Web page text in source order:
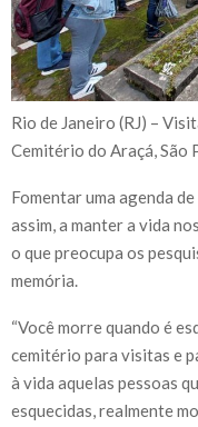
Rio de Janeiro (RJ) –
Cemitério do Araçá, São
Fomentar uma agenda
assim, a manter a vida
o que preocupa os
memória.
“Você morre quando é
cemitério para visitas e
à vida aquelas pessoas
esquecidas, realmente